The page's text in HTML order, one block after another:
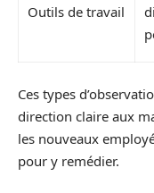
Outils de travail
Ces types
direction claire aux
les nouveaux
pour y remédier.